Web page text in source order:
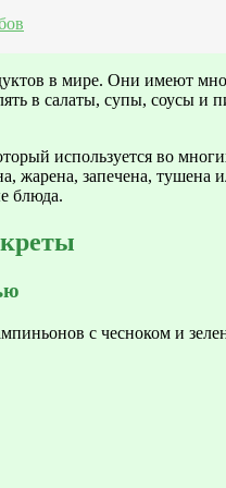
в мире. Они имеют
в салаты, супы,
используется во
жарена, запечена,
блюда.
с чесноком и